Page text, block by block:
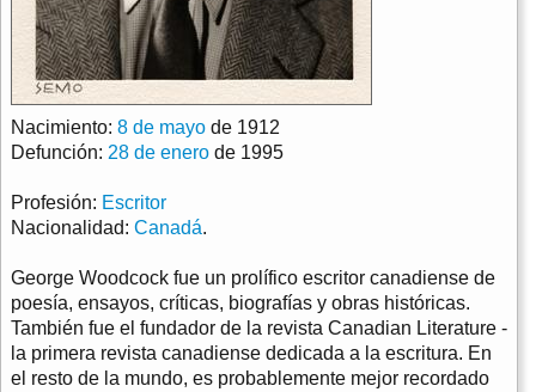
Nacimiento: 8 de mayo de 1912
Defunción: 28 de enero de 1995
Profesión: Escritor
Nacionalidad: Canadá.
George Woodcock fue un prolífico escritor canadiense de
poesía, ensayos, críticas, biografías y obras históricas.
También fue el fundador de la revista Canadian Literature -
la primera revista canadiense dedicada a la escritura. En
el resto de la mundo, es probablemente mejor recordado